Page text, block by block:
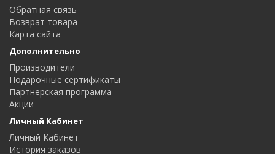
Обратная связь
Возврат товара
Карта сайта
Дополнительно
Производители
Подарочные сертификаты
Партнерская программа
Акции
Личный Кабинет
Личный Кабинет
История заказов